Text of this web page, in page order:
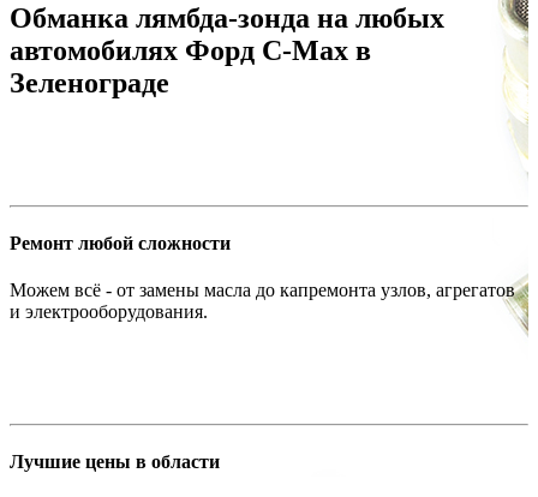
Обманка лямбда-зонда на любых
автомобилях Форд C-Max в
Зеленограде
Ремонт любой сложности
Можем всё - от замены масла до капремонта узлов, агрегатов
и электрооборудования.
Лучшие цены в области